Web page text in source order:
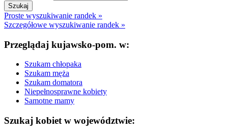
Proste wyszukiwanie randek »
Szczegółowe wyszukiwanie randek »
Przeglądaj kujawsko-pom. w:
Szukam chłopaka
Szukam męża
Szukam domatora
Niepełnosprawne kobiety
Samotne mamy
Szukaj kobiet w województwie: